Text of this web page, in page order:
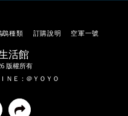
活館
版權所有
ＮＥ：＠ＹＯＹＯ
鵡種類 訂購說明 空軍一號